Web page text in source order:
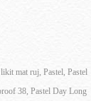
,likit mat ruj ,Pastel ,Pastel
38, Pastel Day Long